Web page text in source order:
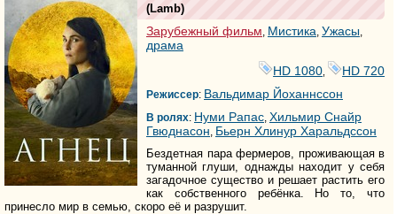
(Lamb)
Зарубежный фильм, Мистика, Ужасы,
драма
HD 1080
HD 720
Режиссер: Вальдимар Йоханнссон
В ролях: Нуми Рапас, Хильмир Снайр
Гвюднасон, Бьерн Хлинур Харальдссон
Бездетная пара фермеров, проживающая в
туманной глуши, однажды находит у себя
загадочное существо и решает растить его
как собственного ребёнка. Но то, что
принесло мир в семью, скоро её и разрушит.